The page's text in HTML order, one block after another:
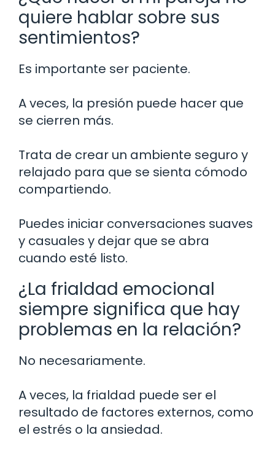
quiere hablar sobre sus
sentimientos?
Es importante ser paciente.
A veces, la presión puede hacer que
se cierren más.
Trata de crear un ambiente seguro y
relajado para que se sienta cómodo
compartiendo.
Puedes iniciar conversaciones suaves
y casuales y dejar que se abra
cuando esté listo.
¿La frialdad emocional
siempre significa que hay
problemas en la relación?
No necesariamente.
A veces, la frialdad puede ser el
resultado de factores externos, como
el estrés o la ansiedad.